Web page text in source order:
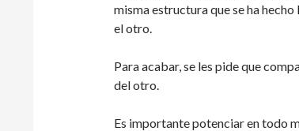
misma estructura que se ha hecho
el otro.
Para acabar, se les pide que
del otro.
Es importante potenciar en todo